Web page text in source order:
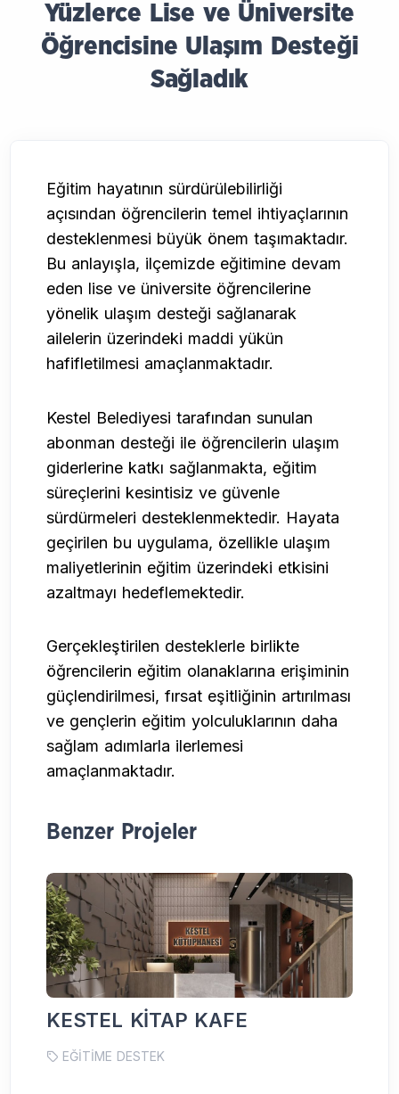
Yüzlerce Lise ve Üniversite
Öğrencisine Ulaşım Desteği
Sağladık
Eğitim hayatının sürdürülebilirliği
açısından öğrencilerin temel ihtiyaçlarının
desteklenmesi büyük önem taşımaktadır.
Bu anlayışla, ilçemizde eğitimine devam
eden lise ve üniversite öğrencilerine
yönelik ulaşım desteği sağlanarak
ailelerin üzerindeki maddi yükün
hafifletilmesi amaçlanmaktadır.
Kestel Belediyesi tarafından sunulan
abonman desteği ile öğrencilerin ulaşım
giderlerine katkı sağlanmakta, eğitim
süreçlerini kesintisiz ve güvenle
sürdürmeleri desteklenmektedir. Hayata
geçirilen bu uygulama, özellikle ulaşım
maliyetlerinin eğitim üzerindeki etkisini
azaltmayı hedeflemektedir.
Gerçekleştirilen desteklerle birlikte
öğrencilerin eğitim olanaklarına erişiminin
güçlendirilmesi, fırsat eşitliğinin artırılması
ve gençlerin eğitim yolculuklarının daha
sağlam adımlarla ilerlemesi
amaçlanmaktadır.
Benzer Projeler
KESTEL KİTAP KAFE
EĞİTİME DESTEK